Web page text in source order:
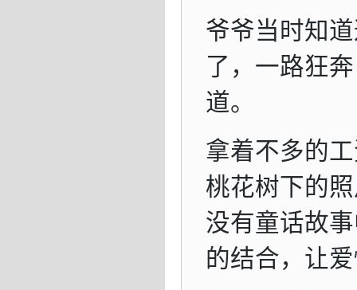
爷爷当时知
了，一路狂
道。
拿着不多的
桃花树下的
没有童话故
的结合，让